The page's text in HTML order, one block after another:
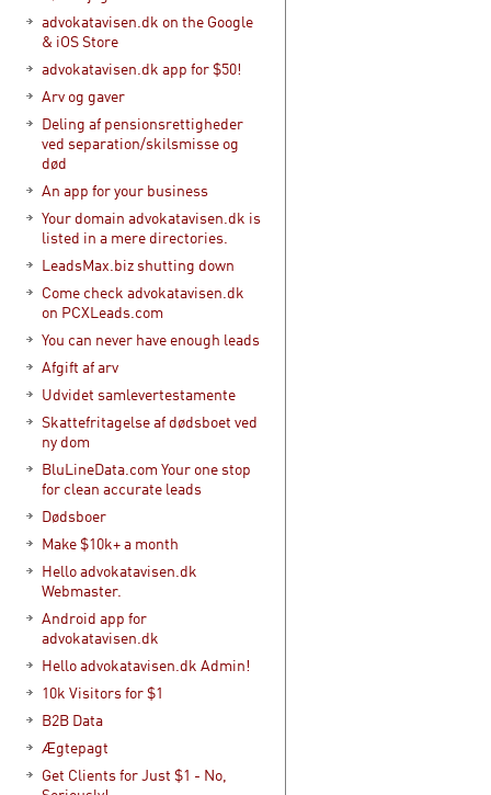
advokatavisen.dk on the Google
& iOS Store
advokatavisen.dk app for $50!
Arv og gaver
Deling af pensionsrettigheder
ved separation/skilsmisse og
død
An app for your business
Your domain advokatavisen.dk is
listed in a mere directories.
LeadsMax.biz shutting down
Come check advokatavisen.dk
on PCXLeads.com
You can never have enough leads
Afgift af arv
Udvidet samlevertestamente
Skattefritagelse af dødsboet ved
ny dom
BluLineData.com Your one stop
for clean accurate leads
Dødsboer
Make $10k+ a month
Hello advokatavisen.dk
Webmaster.
Android app for
advokatavisen.dk
Hello advokatavisen.dk Admin!
10k Visitors for $1
B2B Data
Ægtepagt
Get Clients for Just $1 - No,